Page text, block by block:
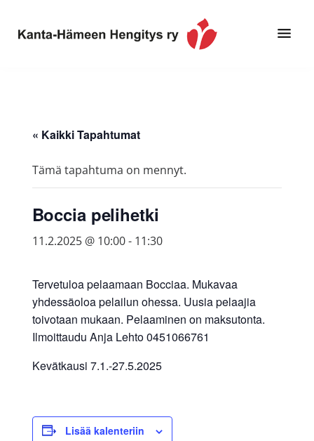
pääsisältöön
alatunnisteeseen
Hengitys
erityisesti
sinua
keuhkoahtaumatauti,uniapnea,
muut
sisäilma
allergiat.
« Kaikki Tapahtumat
Tämä tapahtuma on mennyt.
Boccia pelihetki
11.2.2025 @ 10:00- 11:30
Tervetuloa pelaamaan Bocciaa. Mukavaa
yhdessäoloa pelailun ohessa. Uusia pelaajia
toivotaan mukaan. Pelaaminen on maksutonta.
Ilmoittaudu Anja Lehto 0451066761
Kevätkausi 7.1.-27.5.2025
Lisää kalenteriin